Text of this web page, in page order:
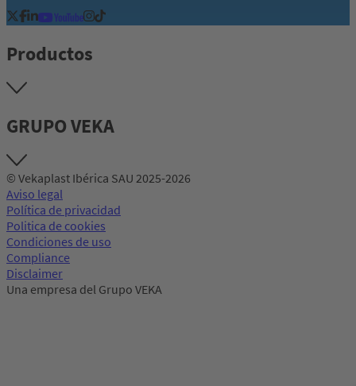
Productos
GRUPO VEKA
© Vekaplast Ibérica SAU 2025-2026
Aviso legal
Política de privacidad
Politica de cookies
Condiciones de uso
Compliance
Disclaimer
Una empresa del Grupo VEKA